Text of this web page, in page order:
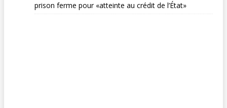
prison ferme pour «atteinte au crédit de l’État»